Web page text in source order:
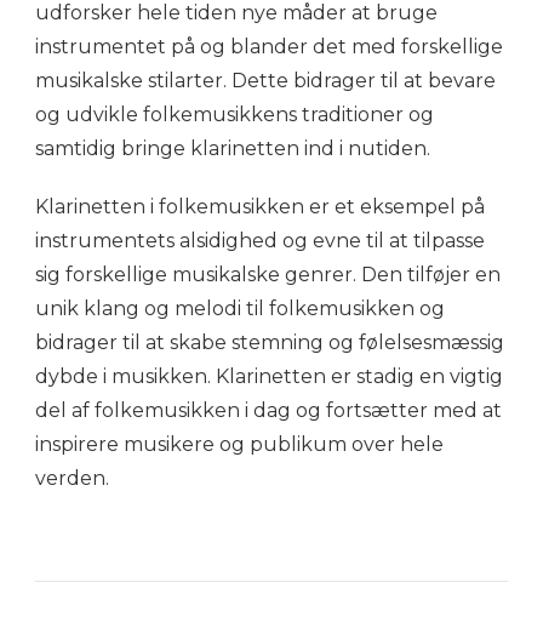
udforsker hele tiden nye måder at bruge
instrumentet på og blander det med forskellige
musikalske stilarter. Dette bidrager til at bevare
og udvikle folkemusikkens traditioner og
samtidig bringe klarinetten ind i nutiden.
Klarinetten i folkemusikken er et eksempel på
instrumentets alsidighed og evne til at tilpasse
sig forskellige musikalske genrer. Den tilføjer en
unik klang og melodi til folkemusikken og
bidrager til at skabe stemning og følelsesmæssig
dybde i musikken. Klarinetten er stadig en vigtig
del af folkemusikken i dag og fortsætter med at
inspirere musikere og publikum over hele
verden.